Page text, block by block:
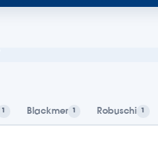
1 Blackmer 1 Robuschi 1